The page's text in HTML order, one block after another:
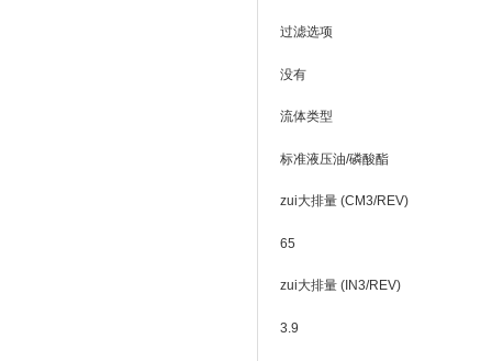
过滤选项
没有
流体类型
标准液压油/磷酸酯
zui大排量 (CM3/REV)
65
zui大排量 (IN3/REV)
3.9